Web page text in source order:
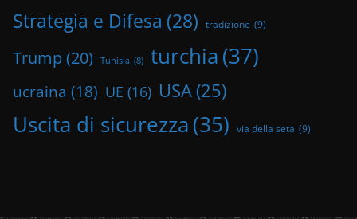
Strategia e Difesa (28) tradizione (9)
Trump (20) Tunisia (8) turchia(37)
ucraina (18) UE (16) USA (25)
Uscita di sicurezza(35) via della seta (9)